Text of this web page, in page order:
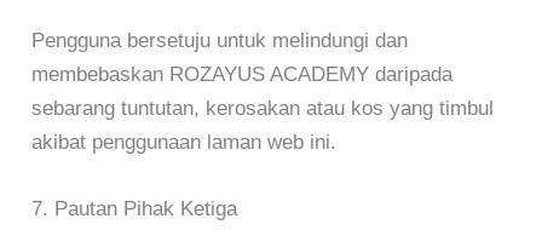
Pengguna bersetuju untuk melindungi dan
membebaskan ROZAYUS ACADEMY daripada
sebarang tuntutan, kerosakan atau kos yang timbul
akibat penggunaan laman web ini.
7. Pautan Pihak Ketiga